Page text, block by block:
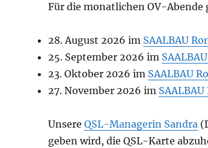
Für die monatlichen OV-
28. August 2026 im SAALBAU
25. September 2026 im
23. Oktober 2026 im SAALBAU
27. November 2026 im
UnsereQSL-Managerin Sandra
geben wird, die QSL-Karte